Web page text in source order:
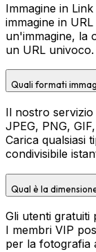
Immagine in
immagine in
un'immagine, la
un URL univoco.
Quali formati
Il nostro
JPEG, PNG,
Carica qualsiasi
condivisibile
Qual è la
Gli utenti gratuiti
I membri VIP
per la fotografia